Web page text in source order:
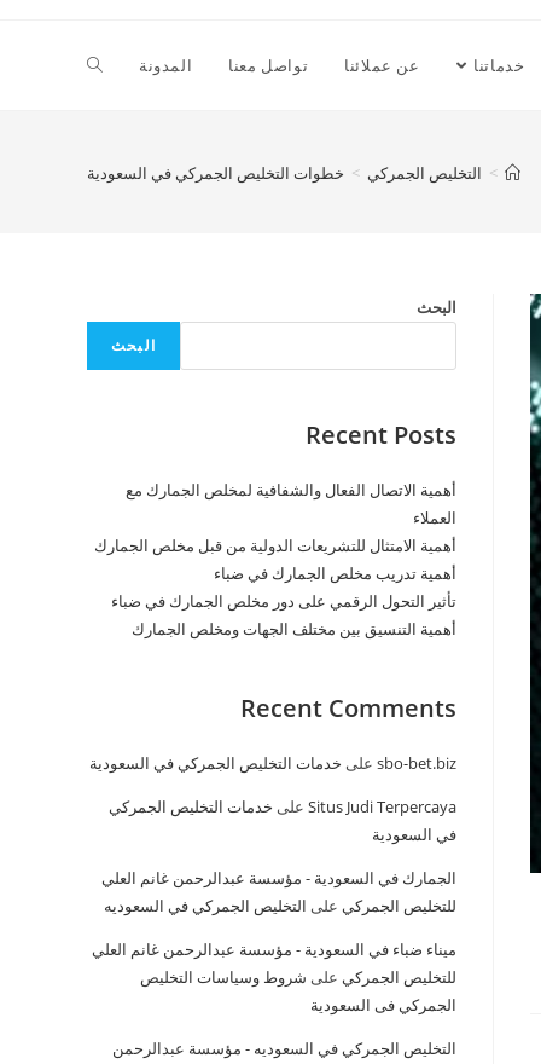
خدماتنا عن عملائنا تواصل معنا المدونة Toggle
> التخليص الجمركي > خطوات التخليص الجمركي في السعودية
البحث
البحث
Recent Posts
أهمية الاتصال الفعال والشفافية لمخلص الجمارك مع
العملاء
أهمية الامتثال للتشريعات الدولية من قبل مخلص الجمارك
أهمية تدريب مخلص الجمارك في ضباء
تأثير التحول الرقمي على دور مخلص الجمارك في ضباء
أهمية التنسيق بين مختلف الجهات ومخلص الجمارك
Recent Comments
sbo-bet.biz على خدمات التخليص الجمركي في السعودية
Situs Judi Terpercaya على خدمات التخليص الجمركي
في السعودية
الجمارك في السعودية - مؤسسة عبدالرحمن غانم العلي
للتخليص الجمركي على التخليص الجمركي في السعوديه
ميناء ضباء في السعودية - مؤسسة عبدالرحمن غانم العلي
للتخليص الجمركي على شروط وسياسات التخليص
الجمركي فى السعودية
التخليص الجمركي في السعوديه - مؤسسة عبدالرحمن